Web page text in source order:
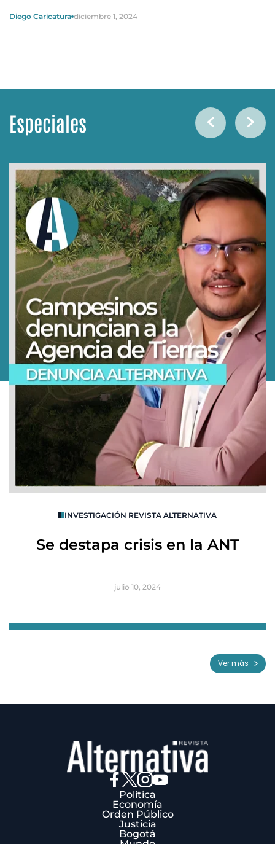
Diego Caricatura diciembre 1, 2024
Especiales
INVESTIGACIÓN REVISTA ALTERNATIVA
Se destapa crisis en la ANT
julio 10, 2024
3
Ver más
Política
Economía
Orden Público
Justicia
Bogotá